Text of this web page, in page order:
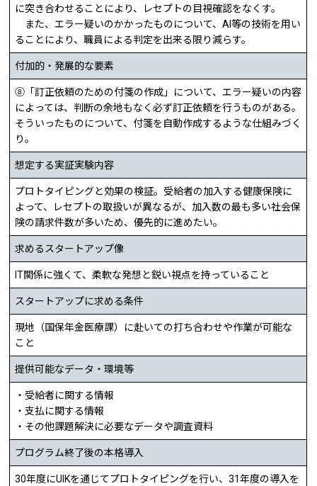
に突き合わせることにより、レセプトの目視確認をなくす。
また、エラー疑いのかかったものについて、AI等の技術を用い
ることにより、職員による判定を出来る限り減らす。
付加的・発展的な要素
⑧「訂正依頼のための付箋の作成」について、エラー疑いの内容
によっては、判断の余地もなく必ず訂正依頼を行うものがある。
そういったものについて、付箋を自動作成するような仕組みづく
り。
想定する実証実験内容
プロトタイピングと効果の検証。受給者の加入する健康保険に
よって、レセプトの取扱いが異なるが、加入数の最も多い社会保
険の請求件数が多いため、優先的に進めたい。
求めるスタートアップ像
IT関係に強くて、柔軟な発想と鋭い視点を持っていること
スタートアップに求める条件
現地（国保年金医療課）に赴いての打ち合わせや作業が可能な
こと
提供可能なデータ・環境等
・受給者に関する情報
・支払に関する情報
・その他課題解決に必要なデータや調査資料
プログラム終了後の本格導入
30年度にUIKを通じてプロトタイピングを行い、31年度の導入を